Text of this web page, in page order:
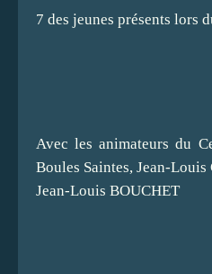
7 des jeunes présents lors
Avec les animateurs du
Boules Saintes, Jean-
Jean-Louis BOUCHET